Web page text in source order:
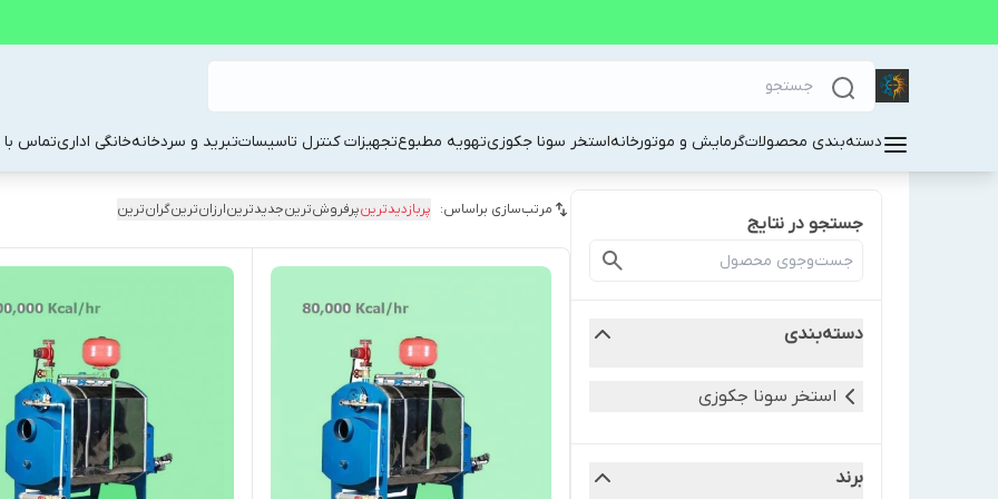
دسته‌بندی محصولاتگرمایش و موتورخانهاستخر سونا جکوزیتهویه مطبوعتجهیزات کنترل تاسیساتتبرید و سردخانهخانگی اداریتماس با
جستجو در نتایج
دسته‌بندی
استخر سونا جکوزی
برند
مرتب‌سازی براساس: پربازدیدترینپرفروش‌ترینجدیدترینارزان‌ترینگران‌ترین